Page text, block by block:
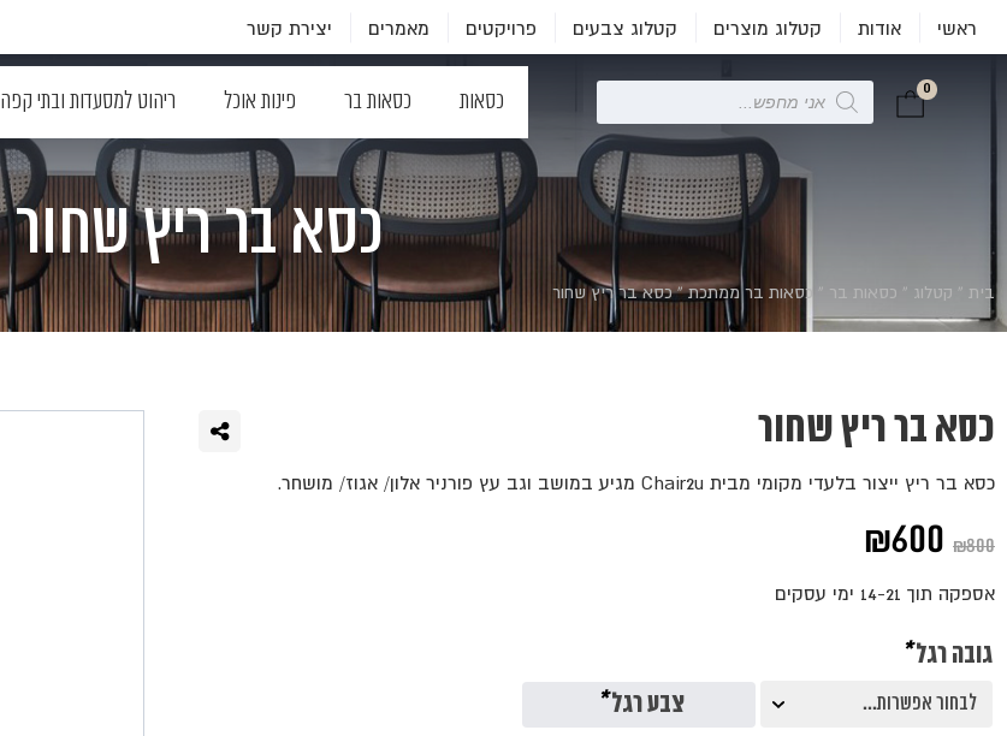
ראשי אודות קטלוג מוצרים קטלוג צבעים פרויקטים מאמרים יצירת קשר
0
Products
search
כסאות כסאות בר פינות אוכל ריהוט למסעדות ובתי קפה
כסא בר ריץ שחור
בית » קטלוג » כסאות בר » כסאות בר ממתכת»כסא בר ריץ שחור
כסא בר ריץ שחור
כסא בר ריץ ייצור בלעדי מקומי מבית Chair2u מגיע במושב וגב עץ פורניר אלון/ אגוז/ מושחר.
₪800
המחיר
המקורי
₪800.
₪600
הנוכחי
אספקה תוך 14-21 ימי עסקים
גובה רגל*
צבע רגל*